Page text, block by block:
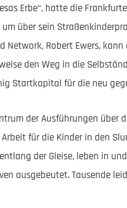
Erbe“, hatte die
über sein
Network, Robert Ewers,
den Weg in die
Startkapital für die neu
der Ausführungen über
für die Kinder in den
der Gleise, leben in
ausgebeutet. Tausende